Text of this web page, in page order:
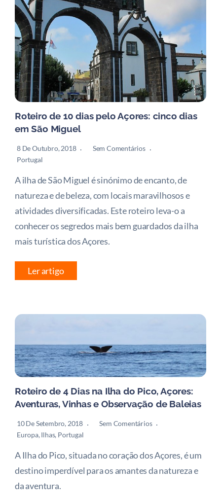
Roteiro de 10 dias pelo Açores: cinco dias
em São Miguel
8 De Outubro, 2018
Sem Comentários
Portugal
A ilha de São Miguel é sinónimo de encanto, de
natureza e de beleza, com locais maravilhosos e
atividades diversificadas. Este roteiro leva-o a
conhecer os segredos mais bem guardados da ilha
mais turística dos Açores.
Ler artigo
Roteiro de 4 Dias na Ilha do Pico, Açores:
Aventuras, Vinhas e Observação de Baleias
10 De Setembro, 2018
Sem Comentários
Europa, Ilhas, Portugal
A Ilha do Pico, situada no coração dos Açores, é um
destino imperdível para os amantes da natureza e
da aventura.